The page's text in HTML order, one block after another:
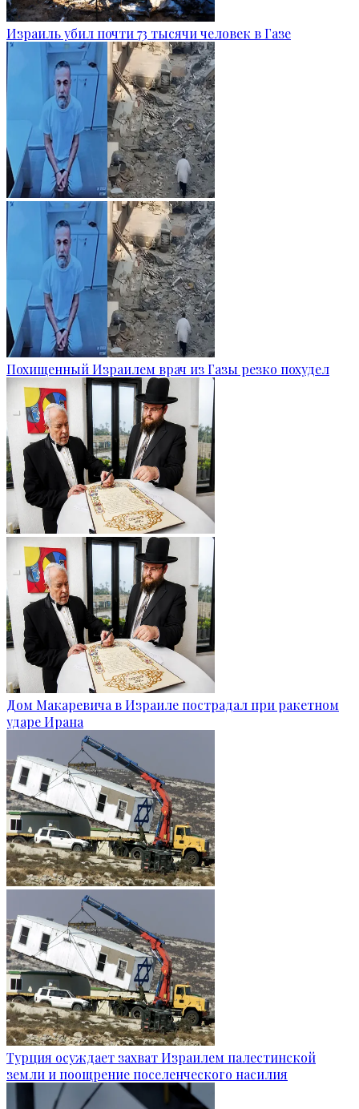
Израиль убил почти 73 тысячи человек в Газе
Похищенный Израилем врач из Газы резко похудел
Дом Макаревича в Израиле пострадал при ракетном
ударе Ирана
Турция осуждает захват Израилем палестинской
земли и поощрение поселенческого насилия